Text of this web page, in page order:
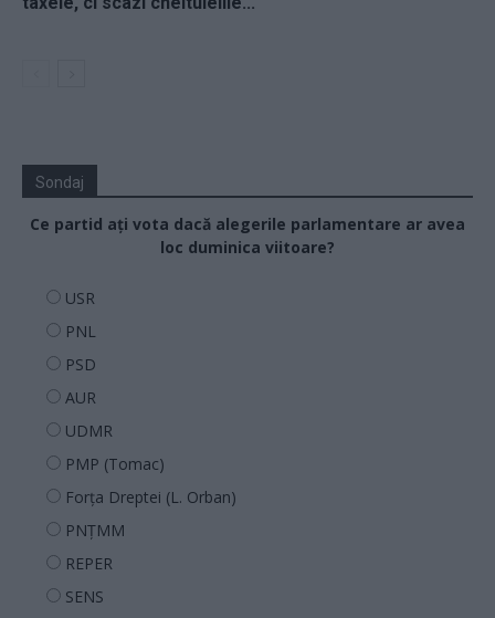
Sondaj
Ce partid ați vota dacă alegerile parlamentare ar avea
loc duminica viitoare?
USR
PNL
PSD
AUR
UDMR
PMP (Tomac)
Forța Dreptei (L. Orban)
PNȚMM
REPER
SENS